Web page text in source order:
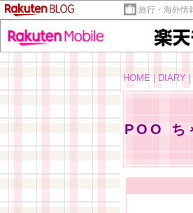
旅行・海外情
HOME
DIARY
POO